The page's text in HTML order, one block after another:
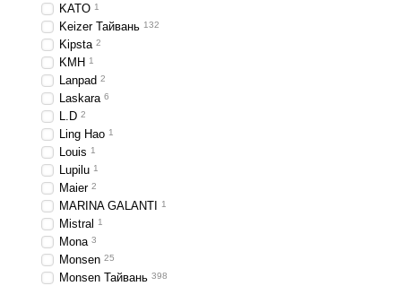
KATO 1
Keizer Тайвань 132
Kipsta 2
KMH 1
Lanpad 2
Laskara 6
L.D 2
Ling Hao 1
Louis 1
Lupilu 1
Maier 2
MARINA GALANTI 1
Mistral 1
Mona 3
Monsen 25
Monsen Тайвань 398